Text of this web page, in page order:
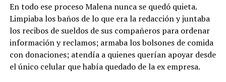
En todo ese proceso Malena nunca se quedó quieta.
Limpiaba los baños de lo que era la redacción y juntaba
los recibos de sueldos de sus compañeros para ordenar
información y reclamos; armaba los bolsones de comida
con donaciones; atendía a quienes querían apoyar desde
el único celular que había quedado de la ex empresa.